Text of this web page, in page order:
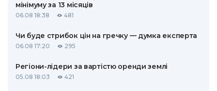
мінімуму за 13 місяців
06.08 18:38 481
Чи буде стрибок цін на гречку — думка експерта
06.08 17:20 295
Регіони-лідери за вартістю оренди землі
05.08 18:03 421